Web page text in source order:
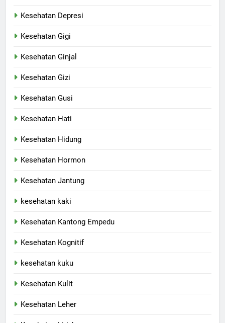
Kesehatan Depresi
Kesehatan Gigi
Kesehatan Ginjal
Kesehatan Gizi
Kesehatan Gusi
Kesehatan Hati
Kesehatan Hidung
Kesehatan Hormon
Kesehatan Jantung
kesehatan kaki
Kesehatan Kantong Empedu
Kesehatan Kognitif
kesehatan kuku
Kesehatan Kulit
Kesehatan Leher